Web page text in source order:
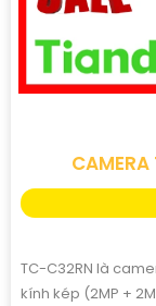
TC-C32RN là
kính kép (2MP +